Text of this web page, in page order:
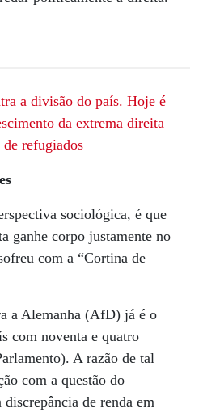
a divisão do país. Hoje é
da extrema direita
refugiados
sociológica, é que
ganhe corpo justamente no
com a “Cortina de
a Alemanha (AfD) já é o
com noventa e quatro
A razão de tal
com a questão do
de renda em